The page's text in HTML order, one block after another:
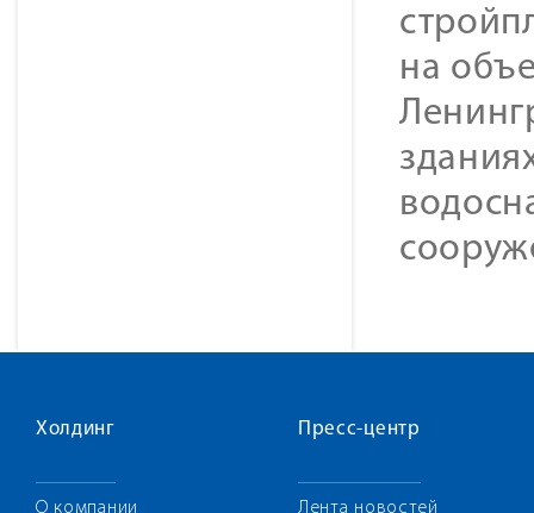
на
Холдинг
О компании
Пресс-центр
Лента новостей